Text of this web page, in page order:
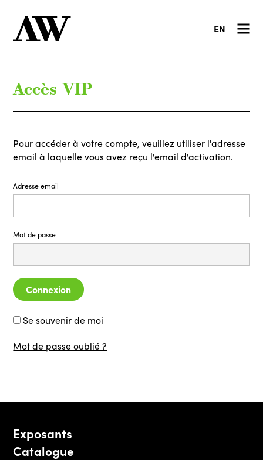
EN
Accès VIP
Pour accéder à votre compte, veuillez utiliser l'adresse
email à laquelle vous avez reçu l'email d'activation.
Adresse email
Mot de passe
Connexion
Se souvenir de moi
Mot de passe oublié ?
Exposants
Catalogue